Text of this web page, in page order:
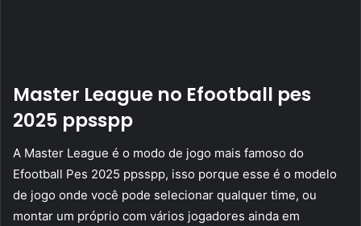
Master League no Efootball pes
2025 ppsspp
A Master League é o modo de jogo mais famoso do
Efootball Pes 2025 ppsspp, isso porque esse é o modelo
de jogo onde você pode selecionar qualquer time, ou
montar um próprio com vários jogadores ainda em